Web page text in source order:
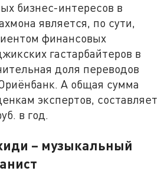
бизнес-интересов в
является, по сути,
финансовых
гастарбайтеров в
доля переводов
А общая сумма
экспертов, составляет
в год.
– музыкальный